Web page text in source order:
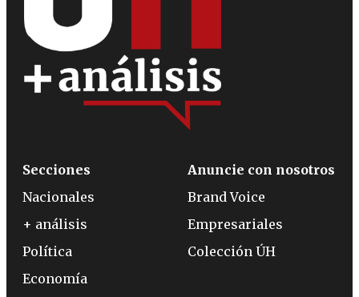
Secciones
Nacionales
+ análisis
Política
Economía
Anuncie con nosotros
Brand Voice
Empresariales
Colección ÚH